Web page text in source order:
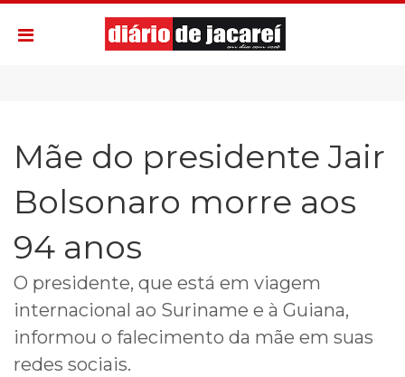
Mãe do presidente Jair
Bolsonaro morre aos
94 anos
O presidente, que está em viagem
internacional ao Suriname e à Guiana,
informou o falecimento da mãe em suas
redes sociais.